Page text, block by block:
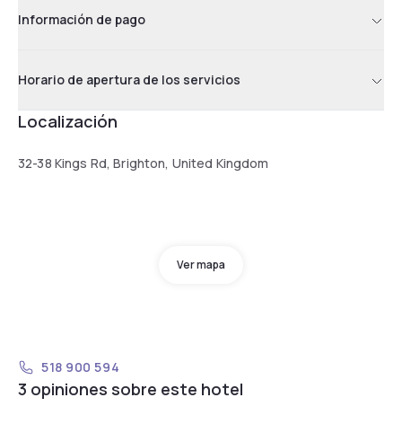
Información de pago
Horario de apertura de los servicios
Localización
32-38 Kings Rd, Brighton, United Kingdom
Ver mapa
518 900 594
3 opiniones sobre este hotel